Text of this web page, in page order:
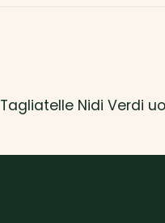
Tagliatelle Nidi Verdi